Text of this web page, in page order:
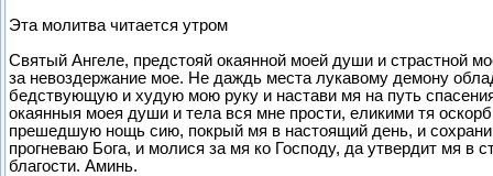
Эта молитва читается утром
Святый Ангеле, предстояй окаянной моей души и страстной
за невоздержание мое. Не даждь места лукавому демону
бедствующую и худую мою руку и настави мя на путь
окаянныя моея души и тела вся мне прости, еликими тя
прешедшую нощь сию, покрый мя в настоящий день, и сохрани
прогневаю Бога, и молися за мя ко Господу, да утвердит мя в
благости. Аминь.